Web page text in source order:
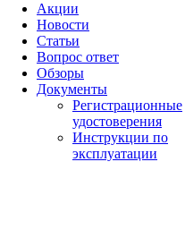
Акции
Новости
Статьи
Вопрос ответ
Обзоры
Документы
Регистрационные
удостоверения
Инструкции по
эксплуатации